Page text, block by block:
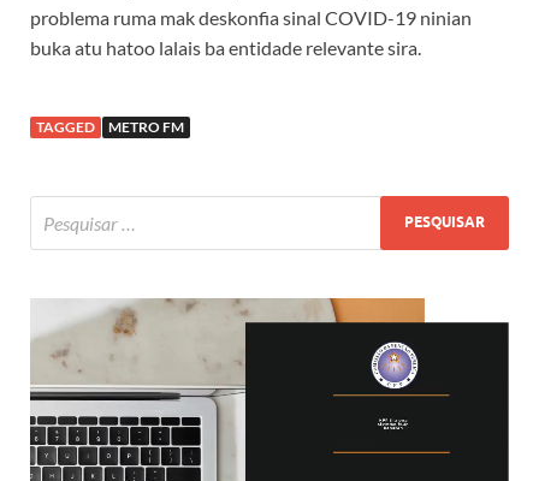
problema ruma mak deskonfia sinal COVID-19 ninian
buka atu hatoo lalais ba entidade relevante sira.
TAGGED METRO FM